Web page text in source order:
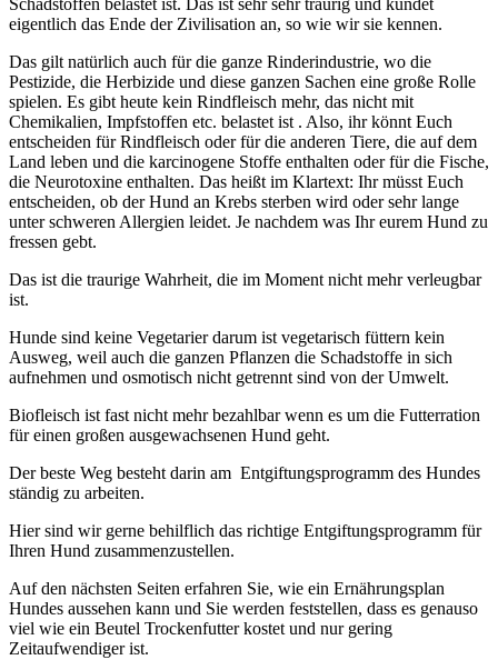
Schadstoffen belastet ist. Das ist sehr sehr traurig und kündet
eigentlich das Ende der Zivilisation an, so wie wir sie kennen.
Das gilt natürlich auch für die ganze Rinderindustrie, wo die
Pestizide, die Herbizide und diese ganzen Sachen eine große Rolle
spielen. Es gibt heute kein Rindfleisch mehr, das nicht mit
Chemikalien, Impfstoffen etc. belastet ist . Also, ihr könnt Euch
entscheiden für Rindfleisch oder für die anderen Tiere, die auf dem
Land leben und die karcinogene Stoffe enthalten oder für die Fische,
die Neurotoxine enthalten. Das heißt im Klartext: Ihr müsst Euch
entscheiden, ob der Hund an Krebs sterben wird oder sehr lange
unter schweren Allergien leidet. Je nachdem was Ihr eurem Hund zu
fressen gebt.
Das ist die traurige Wahrheit, die im Moment nicht mehr verleugbar
ist.
Hunde sind keine Vegetarier darum ist vegetarisch füttern kein
Ausweg, weil auch die ganzen Pflanzen die Schadstoffe in sich
aufnehmen und osmotisch nicht getrennt sind von der Umwelt.
Biofleisch ist fast nicht mehr bezahlbar wenn es um die Futterration
für einen großen ausgewachsenen Hund geht.
Der beste Weg besteht darin am Entgiftungsprogramm des Hundes
ständig zu arbeiten.
Hier sind wir gerne behilflich das richtige Entgiftungsprogramm für
Ihren Hund zusammenzustellen.
Auf den nächsten Seiten erfahren Sie, wie ein Ernährungsplan
Hundes aussehen kann und Sie werden feststellen, dass es genauso
viel wie ein Beutel Trockenfutter kostet und nur gering
Zeitaufwendiger ist.